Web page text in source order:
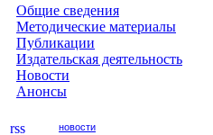
Общие сведения
Методические материалы
Публикации
Издательская деятельность
Новости
Анонсы
новости